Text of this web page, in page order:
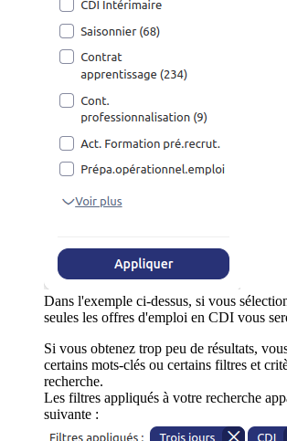
Dans l'exemple ci-dessus, si vous
seules les offres d'emploi en CDI vous
Si vous obtenez trop peu de résultats,
certains mots-clés ou certains filtres et
recherche.
Les filtres appliqués à votre recherche
suivante :